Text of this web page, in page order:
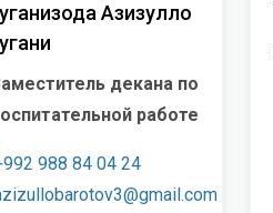
Азизулло
декана по
работе
988 84 04 24